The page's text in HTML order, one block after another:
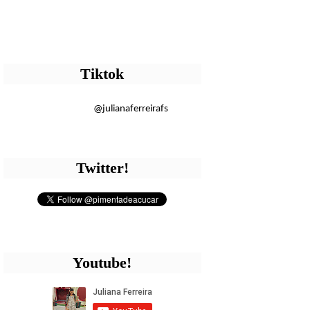
Tiktok
@julianaferreirafs
Twitter!
Youtube!